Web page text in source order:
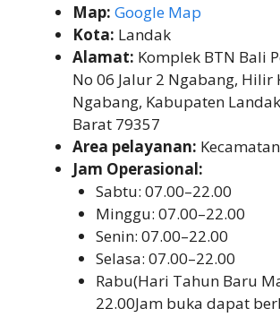
Map: Google Map
Kota: Landak
Alamat: Komplek BTN Bali
No 06 Jalur 2 Ngabang, Hilir
Ngabang, Kabupaten
Barat 79357
Area pelayanan:
Jam Operasional:
Sabtu: 07.00–22.00
Minggu: 07.00–22.00
Senin: 07.00–22.00
Selasa: 07.00–22.00
Rabu(Hari Tahun Baru
22.00Jam buka dapat